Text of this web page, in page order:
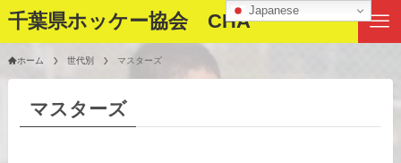
千葉県ホッケー協会 CHA
ホーム 世代別 マスターズ
マスターズ
Japanese